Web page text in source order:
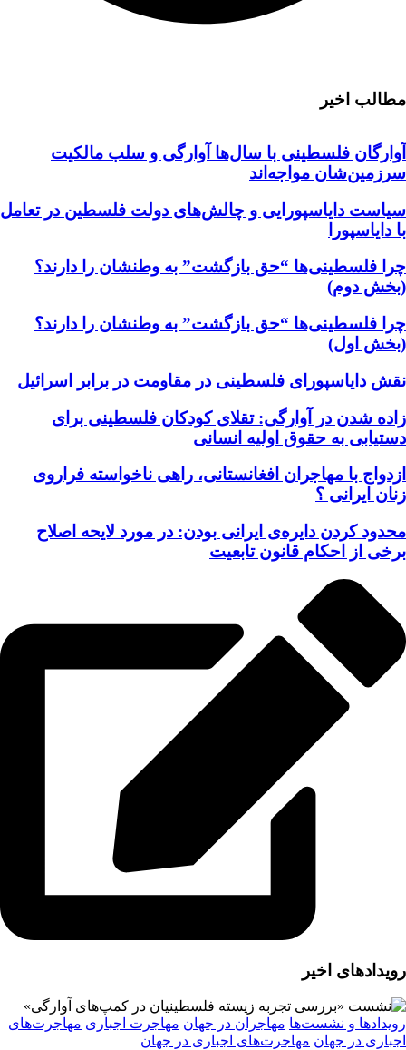
مطالب اخیر
آوارگان فلسطینی با سال‌ها آوارگی و سلب مالكيت
سرزمين‌شان مواجه‌اند
سیاست دایاسپورایی و چالش‌های دولت فلسطین در تعامل
با دایاسپورا
چرا فلسطینی‌ها “حق بازگشت” به وطنشان‌ را دارند؟
(بخش دوم)
چرا فلسطینی‌ها “حق بازگشت” به وطنشان‌ را دارند؟
(بخش اول)
نقش دایاسپورای فلسطینی در مقاومت در برابر اسرائیل
زاده شدن در آوارگی: تقلای کودکان فلسطینی برای
دستیابی به حقوق اولیه انسانی
ازدواج با مهاجران افغانستانی، راهی ناخواسته فراروی
زنان ایرانی ؟
محدود کردن دایره‌ی ایرانی بودن: در مورد لایحه اصلاح
برخی از احکام قانون تابعیت
رویدادهای اخیر
رویدادها و نشست‌ها مهاجران در جهان مهاجرت اجباری مهاجرت‌های
اجباری در جهان مهاجرت‌های اجباری در جهان